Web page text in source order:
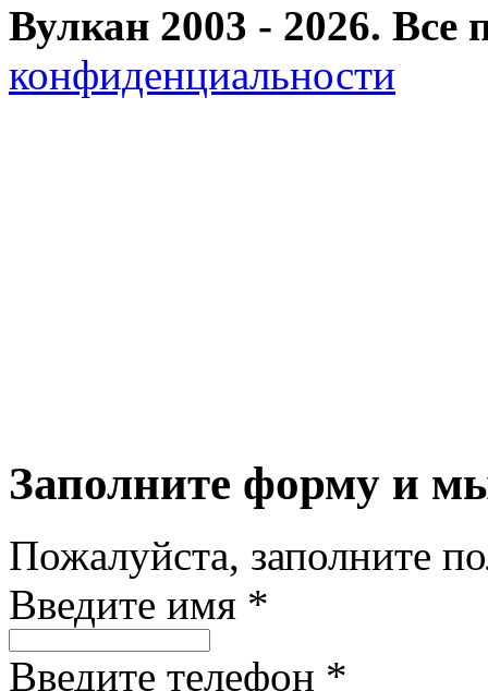
Вулкан 2003 - 2026.
конфиденциальности
Заполните форму и
Пожалуйста, заполните
Введите имя *
Введите телефон *